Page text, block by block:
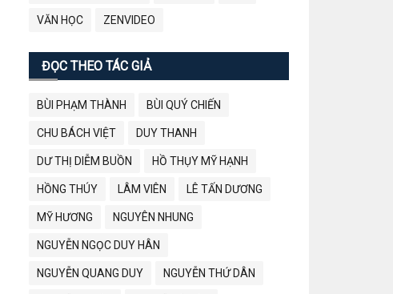
VĂN HỌC ZENVIDEO
ĐỌC THEO TÁC GIẢ
BÙI PHẠM THÀNH BÙI QUÝ CHIẾN
CHU BÁCH VIỆT DUY THANH
DƯ THỊ DIỄM BUỒN HỒ THỤY MỸ HẠNH
HỒNG THÚY LÂM VIÊN LÊ TẤN DƯƠNG
MỸ HƯƠNG NGUYÊN NHUNG
NGUYỄN NGỌC DUY HÂN
NGUYỄN QUANG DUY NGUYỄN THỨ DÂN